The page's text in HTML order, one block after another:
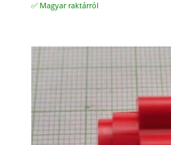
✅ Magyar raktárról